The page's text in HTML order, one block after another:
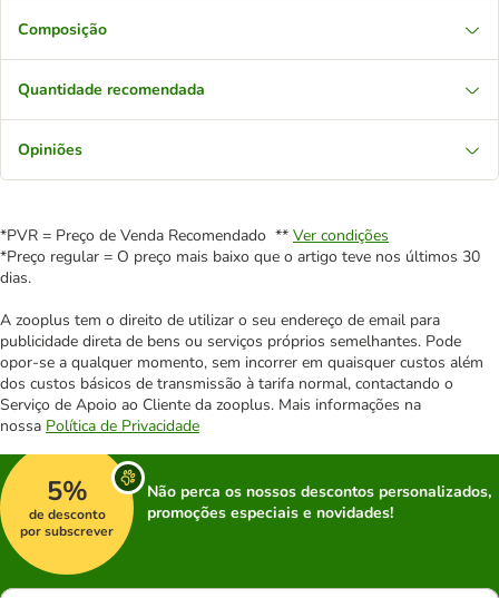
Composição
Quantidade recomendada
Opiniões
*PVR = Preço de Venda Recomendado ** Ver condições
*Preço regular = O preço mais baixo que o artigo teve nos últimos 30
dias.
A zooplus tem o direito de utilizar o seu endereço de email para
publicidade direta de bens ou serviços próprios semelhantes. Pode
opor-se a qualquer momento, sem incorrer em quaisquer custos além
dos custos básicos de transmissão à tarifa normal, contactando o
Serviço de Apoio ao Cliente da zooplus. Mais informações na
nossa Política de Privacidade
5%
de desconto
por subscrever
Não perca os nossos descontos personalizados,
promoções especiais e novidades!